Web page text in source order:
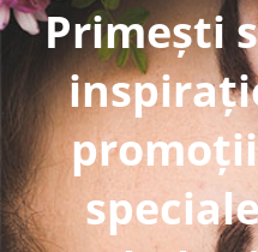
Primești